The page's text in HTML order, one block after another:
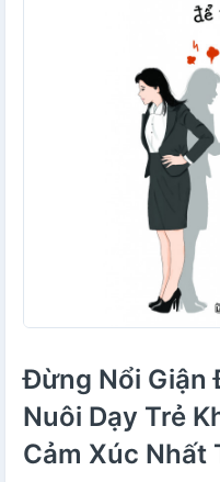
Đừng Nổi Giận
Nuôi Dạy Trẻ
Cảm Xúc Nhất